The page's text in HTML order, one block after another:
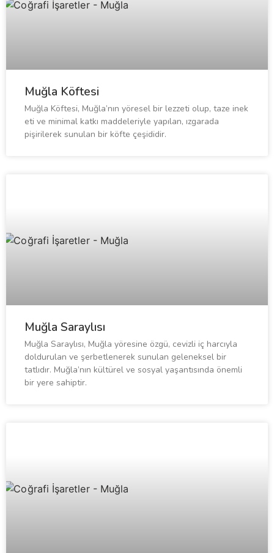
Muğla Köftesi
Muğla Köftesi, Muğla’nın yöresel bir lezzeti olup, taze inek
eti ve minimal katkı maddeleriyle yapılan, ızgarada
pişirilerek sunulan bir köfte çeşididir.
Muğla Saraylısı
Muğla Saraylısı, Muğla yöresine özgü, cevizli iç harcıyla
doldurulan ve şerbetlenerek sunulan geleneksel bir
tatlıdır. Muğla’nın kültürel ve sosyal yaşantısında önemli
bir yere sahiptir.